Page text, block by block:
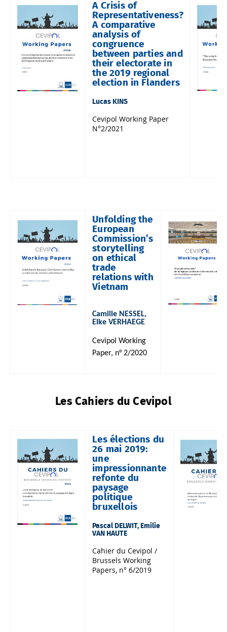
A Crisis of
Representativeness?
A comparative
analysis of
congruence
between parties and
their electorate in
the 2019 regional
election in Flanders
Lucas KINS
Cevipol Working Paper
N°2/2021
Unfolding the
European
Commission’s
storytelling
on ethical
trade
relations with
Vietnam
Camille NESSEL,
Elke VERHAEGE
Cevipol Working
Paper, n° 2/2020
Les Cahiers du Cevipol
Les élections du
26 mai 2019:
une
impressionnante
refonte du
paysage
politique
bruxellois
Pascal DELWIT, Emilie
VAN HAUTE
Cahier du Cevipol /
Brussels Working
Papers, n° 6/2019